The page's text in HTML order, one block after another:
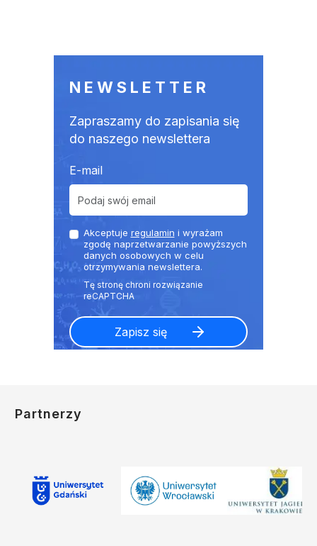
NEWSLETTER
Zapraszamy do zapisania się
do naszego newslettera
E-mail
Akceptuje regulamin i wyrażam
zgodę naprzetwarzanie powyższych
danych osobowych w celu
otrzymywania newslettera.
Partnerzy